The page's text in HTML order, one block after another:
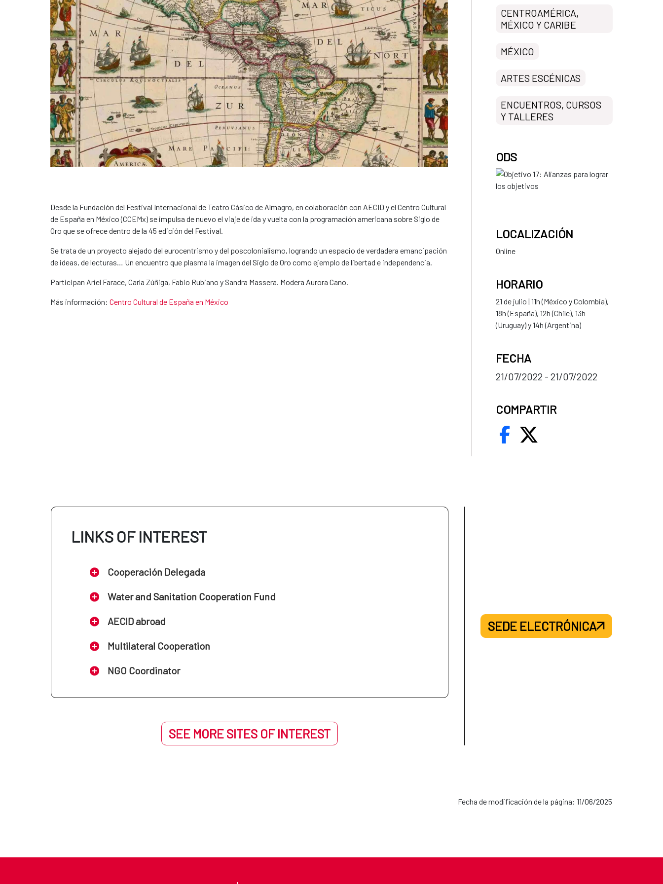
Desde la Fundación del Festival Internacional de Teatro Cásico de Almagro, en colaboración con AECID y el Centro Cultural
de España en México (CCEMx) se impulsa de nuevo el viaje de ida y vuelta con la programación americana sobre Siglo de
Oro que se ofrece dentro de la 45 edición del Festival.
Se trata de un proyecto alejado del eurocentrismo y del poscolonialismo, logrando un espacio de verdadera emancipación
de ideas, de lecturas… Un encuentro que plasma la imagen del Siglo de Oro como ejemplo de libertad e independencia.
Participan Ariel Farace, Carla Zúñiga, Fabio Rubiano y Sandra Massera. Modera Aurora Cano.
Más información: Centro Cultural de España en México
CENTROAMÉRICA,
MÉXICO Y CARIBE
MÉXICO
ARTES ESCÉNICAS
ENCUENTROS, CURSOS
Y TALLERES
ODS
LOCALIZACIÓN
Online
HORARIO
21 de julio | 11h (México y Colombia),
18h (España), 12h (Chile), 13h
(Uruguay) y 14h (Argentina)
FECHA
21/07/2022 - 21/07/2022
COMPARTIR
LINKS OF INTEREST
Cooperación Delegada
Water and Sanitation Cooperation Fund
AECID abroad
Multilateral Cooperation
NGO Coordinator
SEE MORE SITES OF INTEREST
SEDE ELECTRÓNICA
Fecha de modificación de la página: 11/06/2025